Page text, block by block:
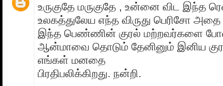
உருகுதே மருகுதே , உன்னை விட இந்த
உலகத்துலேய எந்த விருது பெரிசோ
இந்த பெண்ணின் குரல் மற்றவர்களை
ஆன்மாவை தொடும் தேனினும் இனிய
எங்கள் மனதை
பிரதிபலிக்கிறது. நன்றி.